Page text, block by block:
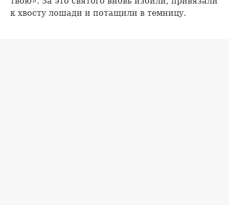
к хвосту лошади и потащили в темницу.